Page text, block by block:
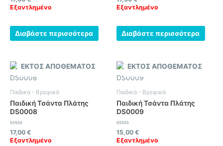
με
0
Εξαντλημένο
Διαβάστε περισσότερα
με
0
Εξαντλημένο
Διαβάστε περισσότερα
ΕΚΤΌΣ ΑΠΟΘΈΜΑΤΟΣ
Παιδικά - Βρεφικά
Παιδική Τσάντα Πλάτης
DS0008
Βαθμολογήθηκε
με
0
17,00 €
Εξαντλημένο
ΕΚΤΌΣ ΑΠΟΘΈΜΑΤΟΣ
Παιδικά - Βρεφικά
Παιδική Τσάντα Πλάτης
DS0009
Βαθμολογήθηκε
με
0
15,00 €
Εξαντλημένο